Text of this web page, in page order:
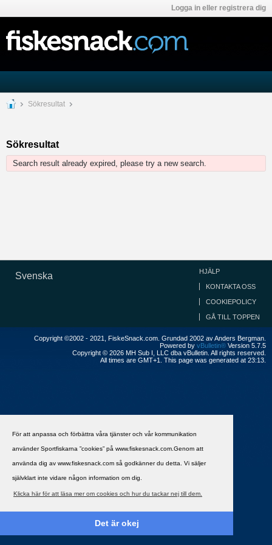
För att anpassa och förbättra våra tjänster och vår kommunikation
använder Sportfiskarna ”cookies” på www.fiskesnack.com.Genom att
använda dig av www.fiskesnack.com så godkänner du detta. Vi säljer
självklart inte vidare någon information om dig.
Klicka här för att läsa mer om cookies och hur du tackar nej till dem.
Det är okej
Logga in eller registrera dig
Sökresultat
Sökresultat
Search result already expired, please try a new search.
Svenska HJÄLP
KONTAKTA OSS
COOKIEPOLICY
GÅ TILL TOPPEN
Copyright ©2002 - 2021, FiskeSnack.com. Grundad 2002 av Anders Bergman.
Powered by vBulletin® Version 5.7.5
Copyright © 2026 MH Sub I, LLC dba vBulletin. All rights reserved.
All times are GMT+1. This page was generated at 23:13.